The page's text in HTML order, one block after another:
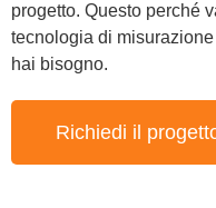
progetto. Questo perché
tecnologia di
hai bisogno.
Richiedi il